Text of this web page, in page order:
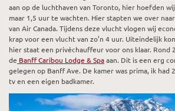
aan op de luchthaven van Toronto, hier hoefden
maar 1,5 uur te wachten. Hier stapten we over
van Air Canada. Tijdens deze vlucht vlogen wij
krap voor een vlucht van zo’n 4 uur. Uiteindelijk
hier staat een privéchauffeur voor ons klaar. Rond
de Banff Caribou Lodge & Spaaan. Dit is een erg
gelegen op Banff Ave. De kamer was prima, ik had
tv en een eigen badkamer.